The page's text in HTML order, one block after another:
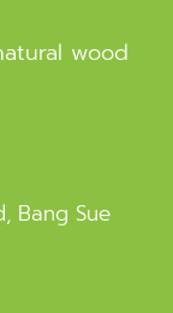
wood
Bang Sue